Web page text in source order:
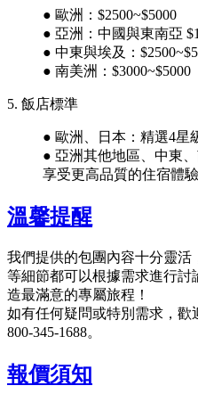
● 歐洲：$2500~$5000
● 亞洲：中國與東南亞
● 中東與埃及：
● 南美洲：$3000~$5000
5. 飯店標準
● 歐洲、日本：精選4星
● 亞洲其他地區、中東
享受更高品質的住宿體驗
溫馨提醒
我們提供的包團內容十分靈
等細節都可以根據需求進行
造最滿意的專屬旅程！
如有任何疑問或特別需求，歡
800-345-1688。
報價須知